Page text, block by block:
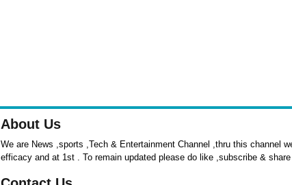
About Us
We are News ,sports ,Tech & Entertainment Channel ,thru this channel
efficacy and at 1st . To remain updated please do like ,subscribe & share